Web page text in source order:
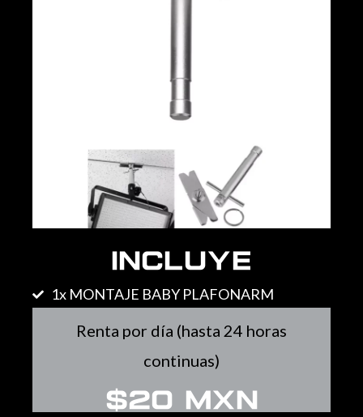
Incluye
1x MONTAJE BABY PLAFONARM
Renta por día (hasta 24 horas
continuas)
$20 MXN